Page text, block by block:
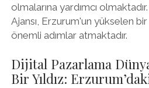
olmalarına yardımcı
Ajansı, Erzurum'un yükselen
önemli adımlar atmaktadır.
Dijital Pazarlama
Bir Yıldız: